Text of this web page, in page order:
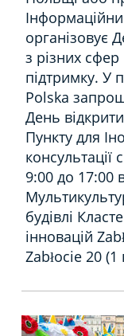
організовує
з різних
підтримку. У
Polska
День
Пункту для
консультації
9:00 до 17:00
будівлі
інновацій
Zabłocie 20 (1